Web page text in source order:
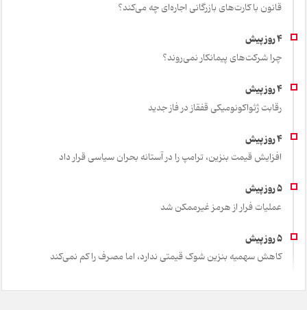
قانون با کارت‌های بازرگانی اجاره‌ای چه می‌کند؟
چرا شرکت‌های پیمانکار نمی‌روند؟
رقابت ژئواکونومیکی قفقاز در فاز جدید
افزایش قیمت بنزین، ترامپ را در آستانه بحران سیاسی قرار داد
عملیات فرار از هرمز غیرممکن شد
کاهش سهمیه بنزین شوک قیمتی ندارد، اما مصرف را کم نمی‌کند